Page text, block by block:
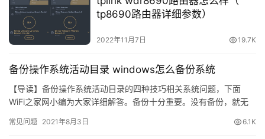
码
路
器
百
科
tp8690路由器详细参数）
2022年11月7日 19.7K
备份操作系统活动目录 windows怎么备份系统
【导读】备份操作系统活动目录的四种技巧相关系统问题，下面
WiFi之家网小编为大家详细解答。备份十分重要。没有备份，就无
测试(从备份媒介中恢复文件
常见问题 2021年8月3日 6.1K